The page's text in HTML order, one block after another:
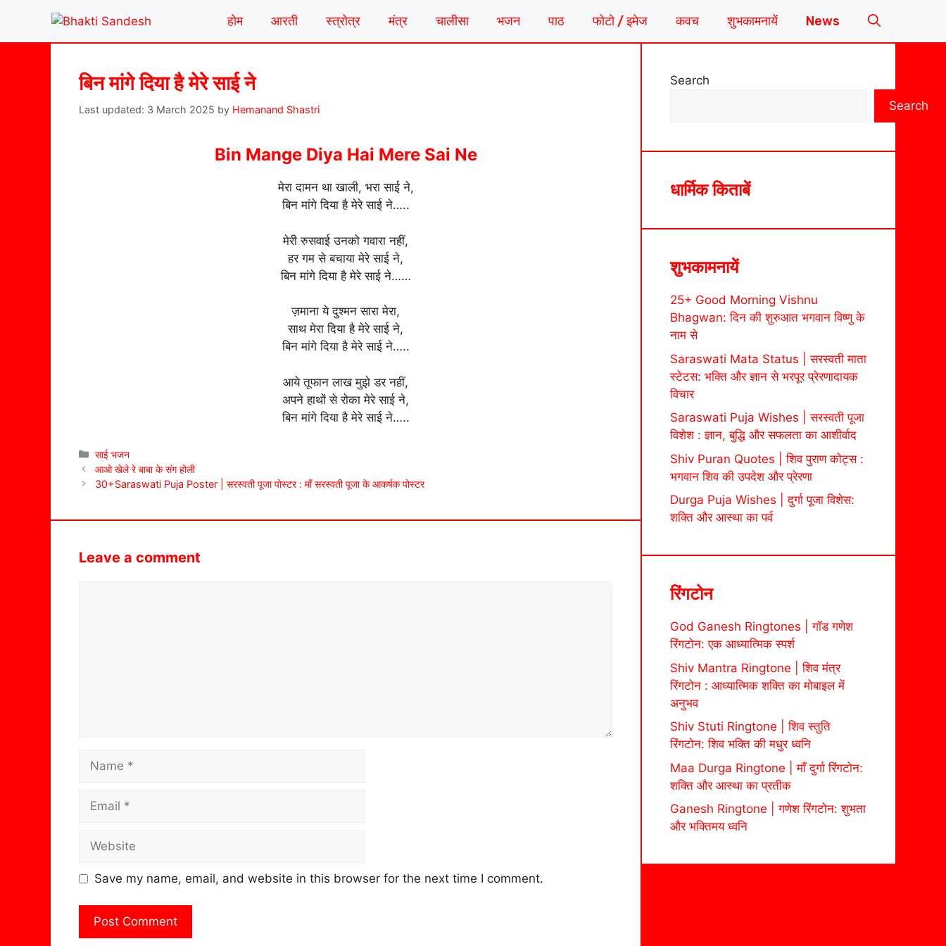
content
होम आरती स्त्रोत्र मंत्र चालीसा भजन पाठ फोटो / इमेज कवच शुभकामनायें News
बिन मांगे दिया है मेरे साई ने
3 March 2025 by Hemanand Shastri
Bin Mange Diya Hai Mere Sai Ne
मेरा दामन था खाली, भरा साई ने,
बिन मांगे दिया है मेरे साई ने…..
मेरी रुसवाई उनको गवारा नहीं,
हर गम से बचाया मेरे साई ने,
बिन मांगे दिया है मेरे साई ने……
ज़माना ये दुश्मन सारा मेरा,
साथ मेरा दिया है मेरे साई ने,
बिन मांगे दिया है मेरे साई ने…..
आये तूफान लाख मुझे डर नहीं,
अपने हाथों से रोका मेरे साई ने,
बिन मांगे दिया है मेरे साई ने…..
Categories
साई भजन
आओ खेले रे बाबा के संग होली
30+Saraswati Puja Poster | सरस्वती पूजा पोस्टर : माँ सरस्वती पूजा के आकर्षक पोस्टर
Leave a comment
Save my name, email, and website in this browser for the next time I comment.
Search
Search
धार्मिक किताबें
शुभकामनायें
25+ Good Morning Vishnu
Bhagwan: दिन की शुरुआत भगवान विष्णु के
नाम से
Saraswati Mata Status | सरस्वती माता
स्टेटस: भक्ति और ज्ञान से भरपूर प्रेरणादायक
विचार
Saraswati Puja Wishes | सरस्वती पूजा
विशेश : ज्ञान, बुद्धि और सफलता का आशीर्वाद
Shiv Puran Quotes | शिव पुराण कोट्स :
भगवान शिव की उपदेश और प्रेरणा
Durga Puja Wishes | दुर्गा पूजा विशेस:
शक्ति और आस्था का पर्व
रिंगटोन
God Ganesh Ringtones | गॉड गणेश
रिंगटोन: एक आध्यात्मिक स्पर्श
Shiv Mantra Ringtone | शिव मंत्र
रिंगटोन : आध्यात्मिक शक्ति का मोबाइल में
अनुभव
Shiv Stuti Ringtone | शिव स्तुति
रिंगटोन: शिव भक्ति की मधुर ध्वनि
Maa Durga Ringtone | माँ दुर्गा रिंगटोन:
शक्ति और आस्था का प्रतीक
Ganesh Ringtone | गणेश रिंगटोन: शुभता
और भक्तिमय ध्वनि